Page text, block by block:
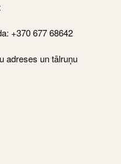
+370 677 68642
adreses un tālruņu